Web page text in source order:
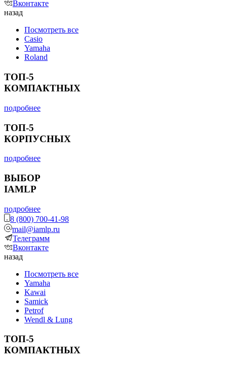
Вконтакте
назад
Посмотреть все
Casio
Yamaha
Roland
ТОП-5
КОМПАКТНЫХ
подробнее
ТОП-5
КОРПУСНЫХ
подробнее
ВЫБОР
IAMLP
подробнее
8 (800) 700-41-98
mail@iamlp.ru
Телеграмм
Вконтакте
назад
Посмотреть все
Yamaha
Kawai
Samick
Petrof
Wendl & Lung
ТОП-5
КОМПАКТНЫХ